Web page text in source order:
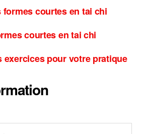
formes courtes en tai chi
courtes en tai chi
exercices pour votre pratique